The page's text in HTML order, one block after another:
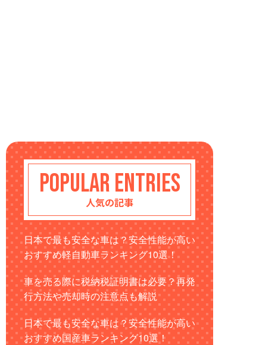
POPULAR ENTRIES
人気の記事
日本で最も安全な車は？安全性能が高い
おすすめ軽自動車ランキング10選！
車を売る際に税納税証明書は必要？再発
行方法や売却時の注意点も解説
日本で最も安全な車は？安全性能が高い
おすすめ国産車ランキング10選！